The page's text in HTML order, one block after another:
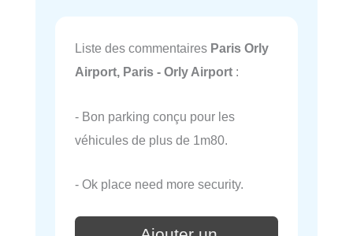
Liste des commentaires Paris Orly
Airport, Paris - Orly Airport :
- Bon parking conçu pour les
véhicules de plus de 1m80.
- Ok place need more security.